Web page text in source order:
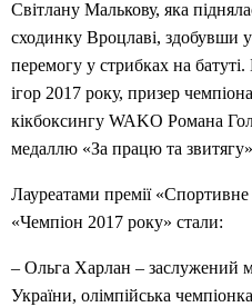
Світлану Малькову, яка
сходинку Вроцлаві, здобувши
перемогу у стрибках на
ігор 2017 року, призер
кікбоксингу WAKO Романа
медаллю «За працю та
Лауреатами премії «Спортивне
«Чемпіон 2017 року» стали:
– Ольга Харлан – заслужений
України, олімпійська